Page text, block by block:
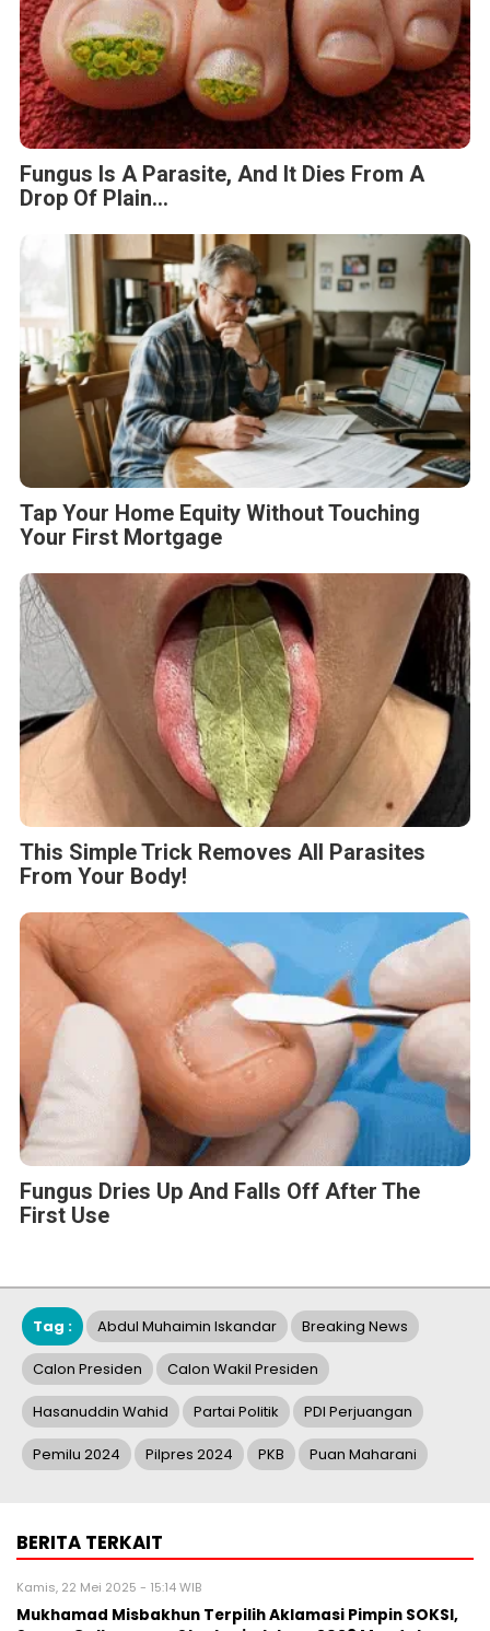
Fungus Is A Parasite, And It Dies From A
Drop Of Plain...
Tap Your Home Equity Without Touching
Your First Mortgage
This Simple Trick Removes All Parasites
From Your Body!
Fungus Dries Up And Falls Off After The
First Use
Tag : Abdul Muhaimin Iskandar Breaking News
Calon Presiden Calon Wakil Presiden
Hasanuddin Wahid Partai Politik PDI Perjuangan
Pemilu 2024 Pilpres 2024 PKB Puan Maharani
BERITA TERKAIT
Kamis, 22 Mei 2025 - 15:14 WIB
Mukhamad Misbakhun Terpilih Aklamasi Pimpin SOKSI,